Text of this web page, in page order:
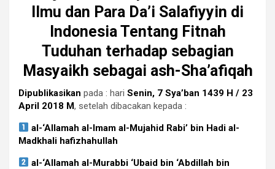
Ilmu dan Para Da’i Salafiyyin di
Indonesia Tentang Fitnah
Tuduhan terhadap sebagian
Masyaikh sebagai ash-Sha’afiqah
Dipublikasikan pada : hari Senin, 7 Sya’ban 1439 H / 23
April 2018 M, setelah dibacakan kepada :
al-‘Allamah al-Imam al-Mujahid Rabi’ bin Hadi al-
Madkhali hafizhahullah
al-‘Allamah al-Murabbi ‘Ubaid bin ‘Abdillah bin